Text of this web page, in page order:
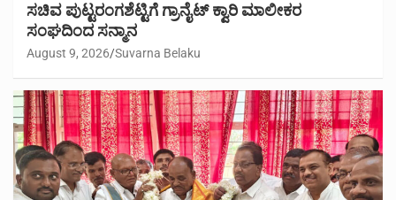
ಸಚಿವ ಪುಟ್ಟರಂಗಶೆಟ್ಟಿಗೆ ಗ್ರಾನೈಟ್ ಕ್ವಾರಿ ಮಾಲೀಕರ
ಸಂಘದಿಂದ ಸನ್ಮಾನ
August 9, 2026 Suvarna Belaku